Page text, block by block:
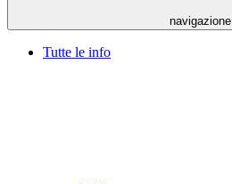
navigazione
Tutte le info